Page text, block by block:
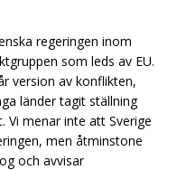
regeringen inom
som leds av EU.
version av konflikten,
länder tagit ställning
Vi menar inte att Sverige
men åtminstone
och avvisar